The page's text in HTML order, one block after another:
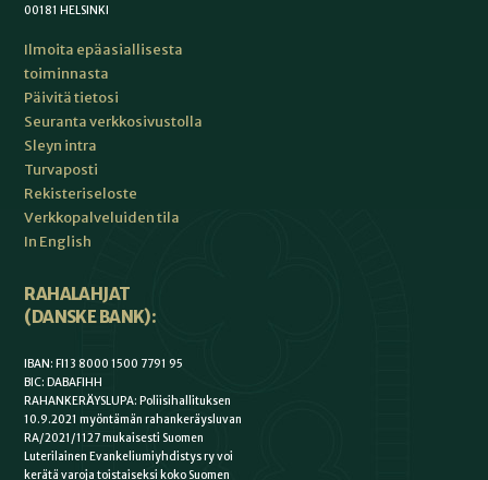
00181 HELSINKI
Ilmoita epäasiallisesta
toiminnasta
Päivitä tietosi
Seuranta verkkosivustolla
Sleyn intra
Turvaposti
Rekisteriseloste
Verkkopalveluiden tila
In English
RAHALAHJAT
(DANSKE BANK):
IBAN: FI13 8000 1500 7791 95
BIC: DABAFIHH
RAHANKERÄYSLUPA: Poliisihallituksen
10.9.2021 myöntämän rahankeräysluvan
RA/2021/1127 mukaisesti Suomen
Luterilainen Evankeliumiyhdistys ry voi
kerätä varoja toistaiseksi koko Suomen